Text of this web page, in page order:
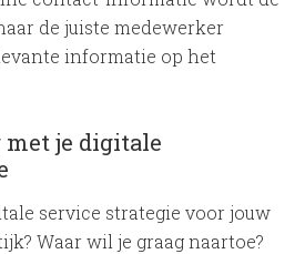
de juiste medewerker
informatie op het
met je digitale
service strategie voor jouw
Waar wil je graag naartoe?